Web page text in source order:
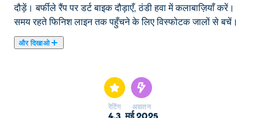
दौड़ें। बर्फीले रैंप पर डर्ट बाइक दौड़ाएँ, ठंडी हवा में कलाबाज़ियाँ करें।
समय रहते फिनिश लाइन तक पहुँचने के लिए विस्फोटक जालों से बचें।
और दिखाओ
रेटिंग
4.3
अद्यतन
मई 2025